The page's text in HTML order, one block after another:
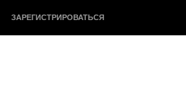
ЗАРЕГИСТРИРОВАТЬСЯ